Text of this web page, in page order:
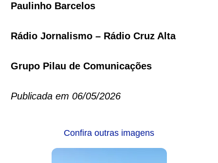
Paulinho Barcelos
Rádio Jornalismo – Rádio Cruz Alta
Grupo Pilau de Comunicações
Publicada em 06/05/2026
Confira outras imagens